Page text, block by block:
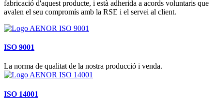
fabricació d'aquest producte, i està adherida a acords voluntaris que
avalen el seu compromís amb la RSE i el servei al client.
ISO 9001
La norma de qualitat de la nostra producció i venda.
ISO 14001